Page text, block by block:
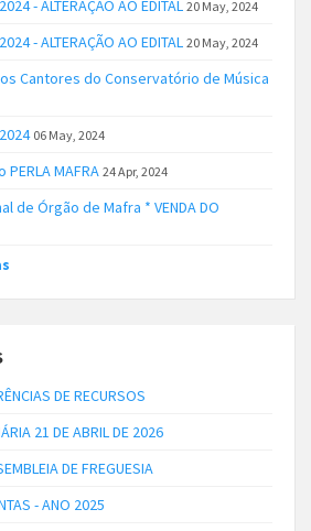
- ALTERAÇÃO AO EDITAL 20 May, 2024
- ALTERAÇÃO AO EDITAL 20 May, 2024
Cantores do Conservatório de Música
06 May, 2024
MAFRA 24 Apr, 2024
de Órgão de Mafra * VENDA DO
DE RECURSOS
21 DE ABRIL DE 2026
DE FREGUESIA
- ANO 2025